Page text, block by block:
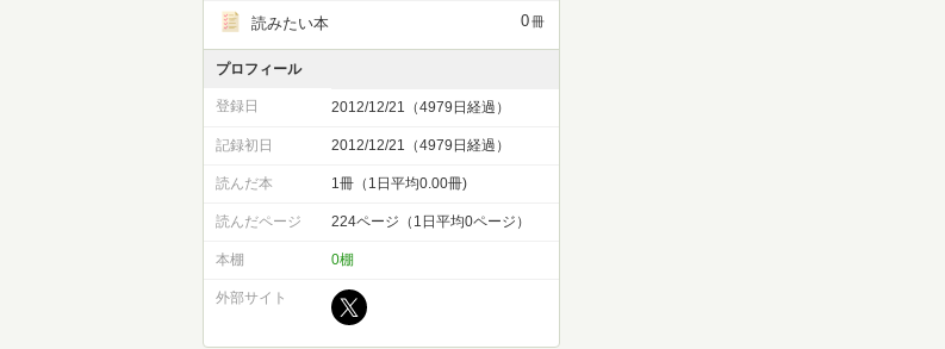
読みたい本 0冊
プロフィール
登録日 2012/12/21（4979日経過）
記録初日 2012/12/21（4979日経過）
読んだ本 1冊（1日平均0.00冊)
読んだページ 224ページ（1日平均0ページ）
本棚 0棚
外部サイト